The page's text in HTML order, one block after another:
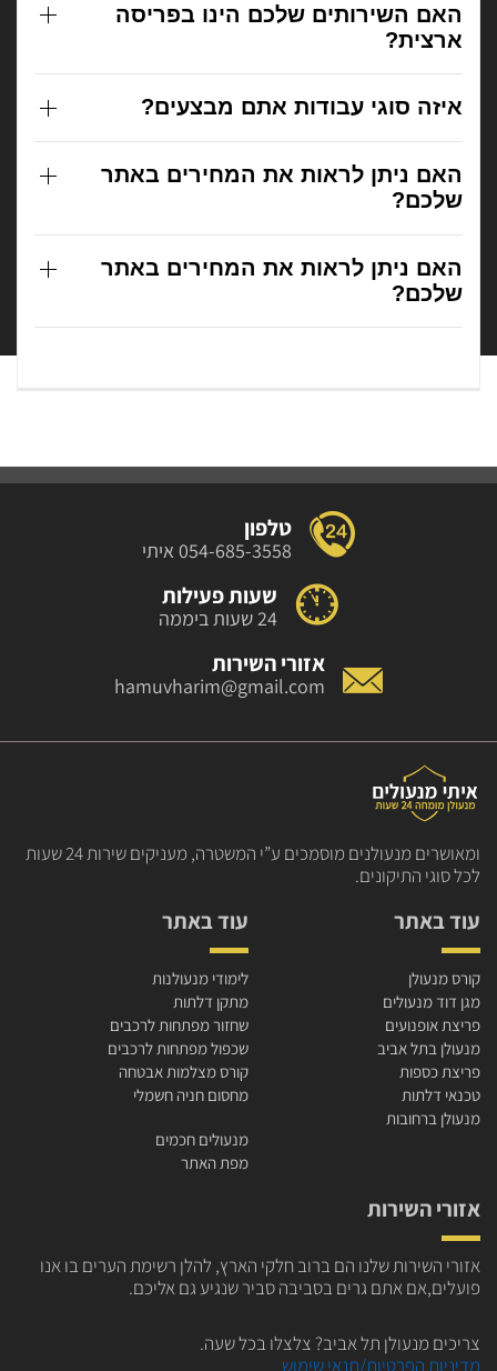
האם השירותים שלכם הינו בפריסה
ארצית?
איזה סוגי עבודות אתם מבצעים?
האם ניתן לראות את המחירים באתר
שלכם?
האם ניתן לראות את המחירים באתר
שלכם?
טלפון
054-685-3558 איתי
שעות פעילות
24 שעות ביממה
אזורי השירות
hamuvharim@gmail.com
ומאושרים מנעולנים מוסמכים ע”י המשטרה, מעניקים שירות
24 שעות
לכל סוגי התיקונים.
עוד באתר
קורס מנעולן
מגן דוד מנעולים
פריצת אופנועים
מנעולן בתל אביב
פריצת כספות
טכנאי דלתות
מנעולן ברחובות
עוד באתר
לימודי מנעולנות
מתקן דלתות
שחזור מפתחות לרכבים
שכפול מפתחות לרכבים
קורס מצלמות אבטחה
מחסום חניה חשמלי
מנעולים חכמים
מפת האתר
אזורי השירות
אזורי השירות שלנו הם ברוב חלקי הארץ, להלן רשימת הערים בו אנו
פועלים,אםאתם גרים בסביבה סביר שנגיע גםאליכם.
צריכים מנעולן תל אביב? צלצלו בכל שעה.
מדיניות הפרטיות/תנאי שימוש